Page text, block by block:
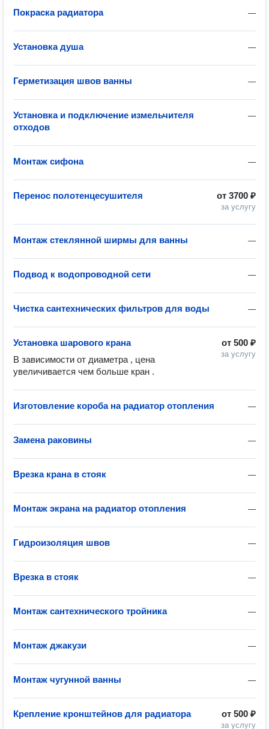
—
Покраска радиатора
—
Установка душа
—
Герметизация швов ванны
—
Установка и подключение измельчителя
отходов
—
Монтаж сифона
от 3700 ₽
за услугу
Перенос полотенцесушителя
—
Монтаж стеклянной ширмы для ванны
—
Подвод к водопроводной сети
—
Чистка сантехнических фильтров для воды
от 500 ₽
за услугу
Установка шарового крана
В зависимости от диаметра , цена
увеличивается чем больше кран .
—
Изготовление короба на радиатор отопления
—
Замена раковины
—
Врезка крана в стояк
—
Монтаж экрана на радиатор отопления
—
Гидроизоляция швов
—
Врезка в стояк
—
Монтаж сантехнического тройника
—
Монтаж джакузи
—
Монтаж чугунной ванны
от 500 ₽
за услугу
Крепление кронштейнов для радиатора